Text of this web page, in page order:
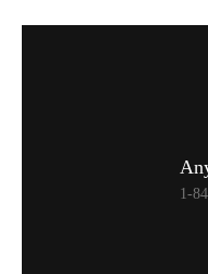
1-